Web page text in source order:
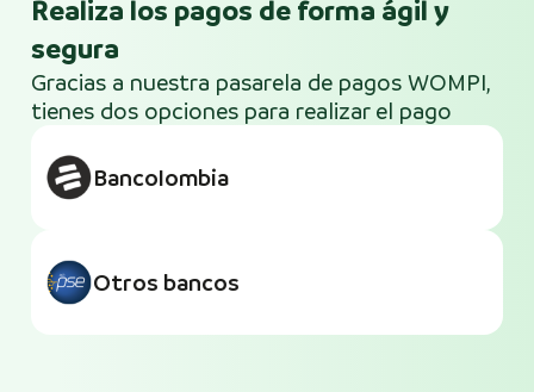
Realiza los pagos de forma ágil y
segura
Gracias a nuestra pasarela de pagos WOMPI,
tienes dos opciones para realizar el pago
Bancolombia
Otros bancos